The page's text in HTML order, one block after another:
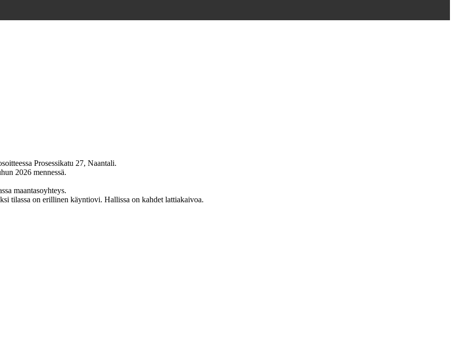
Prosessikatu 27, Naantali.
2026 mennessä.
maantasoyhteys.
tilassa on erillinen käyntiovi. Hallissa on kahdet lattiakaivoa.